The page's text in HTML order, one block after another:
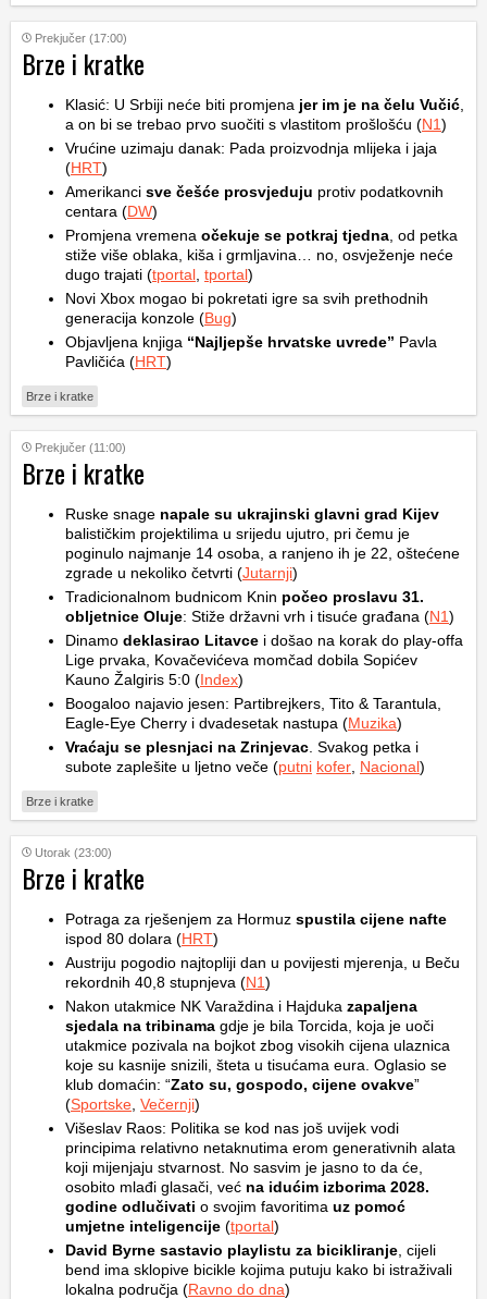
Prekjučer (17:00)
Brze i kratke
Klasić: U Srbiji neće biti promjena jer im je na čelu Vučić
a on bi se trebao prvo suočiti s vlastitom prošlošću (N1)
Vrućine uzimaju danak: Pada proizvodnja mlijeka i jaja
(HRT)
Amerikanci sve češće prosvjeduju protiv podatkovnih
centara (DW)
Promjena vremena očekuje se potkraj tjedna , od petka
stiže više oblaka, kiša i grmljavina… no, osvježenje neće
dugo trajati (tportal tportal)
Novi Xbox mogao bi pokretati igre sa svih prethodnih
generacija konzole (Bug)
Objavljena knjiga “Najljepše hrvatske uvrede” Pavla
Pavličića (HRT)
Brze i kratke
Prekjučer (11:00)
Brze i kratke
Ruske snage napale su ukrajinski glavni grad Kijev
balističkim projektilima u srijedu ujutro, pri čemu je
poginulo najmanje 14 osoba, a ranjeno ih je 22, oštećene
zgrade u nekoliko četvrti (Jutarnji)
Tradicionalnom budnicom Knin počeo proslavu 31.
obljetnice Oluje: Stiže državni vrh i tisuće građana (N1)
Dinamo deklasirao Litavce i došao na korak do play-offa
Lige prvaka, Kovačevićeva momčad dobila Sopićev
Kauno Žalgiris 5:0 (Index)
Boogaloo najavio jesen: Partibrejkers, Tito & Tarantula,
Eagle-Eye Cherry i dvadesetak nastupa (Muzika)
Vraćaju se plesnjaci na Zrinjevac . Svakog petka i
subote zaplešite u ljetno veče (putni kofer Nacional)
Brze i kratke
Utorak (23:00)
Brze i kratke
Potraga za rješenjem za Hormuz spustila cijene nafte
ispod 80 dolara (HRT)
Austriju pogodio najtopliji dan u povijesti mjerenja, u Beču
rekordnih 40,8 stupnjeva (N1)
Nakon utakmice NK Varaždina i Hajduka zapaljena
sjedala na tribinama gdje je bila Torcida, koja je uoči
utakmice pozivala na bojkot zbog visokih cijena ulaznica
koje su kasnije snizili, šteta u tisućama eura. Oglasio se
klub domaćin: “Zato su, gospodo, cijene ovakve”
(Sportske Večernji)
Višeslav Raos: Politika se kod nas još uvijek vodi
principima relativno netaknutima erom generativnih alata
koji mijenjaju stvarnost. No sasvim je jasno to da će,
osobito mlađi glasači, već na idućim izborima 2028.
godine odlučivati o svojim favoritima uz pomoć
umjetne inteligencije (tportal)
David Byrne sastavio playlistu za bicikliranje , cijeli
bend ima sklopive bicikle kojima putuju kako bi istraživali
lokalna područja (Ravno do dna)